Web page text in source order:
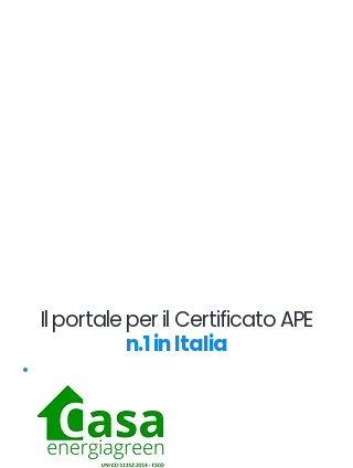
Il portale per il Certificato APE
n.1 in Italia